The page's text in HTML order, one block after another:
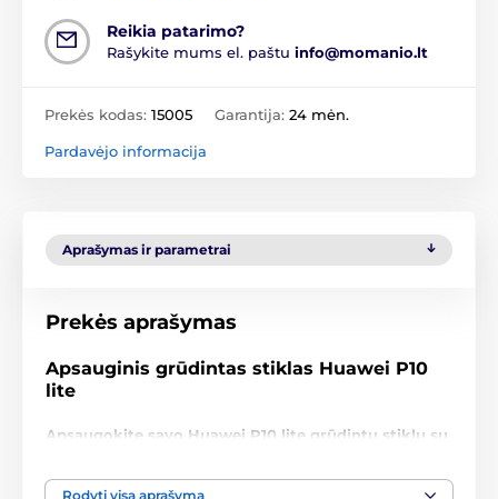
Reikia patarimo?
Rašykite mums el. paštu info@momanio.lt
Prekės kodas: 15005 Garantija: 24 mėn.
Pardavėjo informacija
Aprašymas ir parametrai
Prekės aprašymas
Apsauginis grūdintas stiklas Huawei P10
lite
Apsaugokite savo Huawei P10 lite grūdintu stiklu su
Nesileiskite suklaidinami žemos kainos – šis
Rodyti visą aprašymą